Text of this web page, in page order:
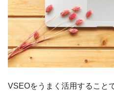
VSEOをうまく活用すること